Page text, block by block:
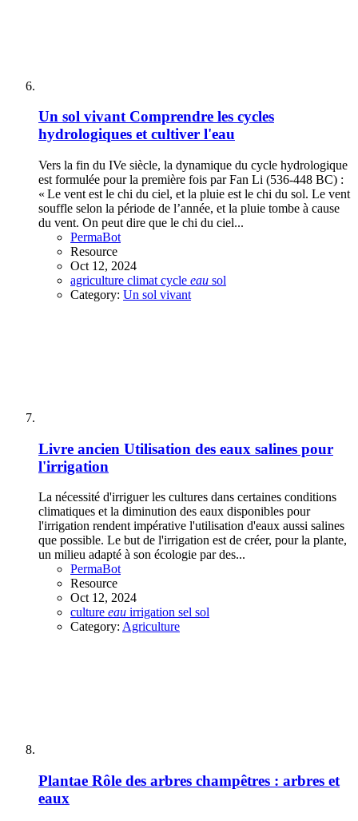
Un sol vivant Comprendre les cycles
hydrologiques et cultiver l'eau
Vers la fin du IVe siècle, la dynamique du cycle hydrologique
est formulée pour la première fois par Fan Li (536-448 BC) :
« Le vent est le chi du ciel, et la pluie est le chi du sol. Le vent
souffle selon la période de l’année, et la pluie tombe à cause
du vent. On peut dire que le chi du ciel...
PermaBot
Resource
Oct 12, 2024
agriculture climat cycle eau sol
Category: Un sol vivant
Livre ancien Utilisation des eaux salines pour
l'irrigation
La nécessité d'irriguer les cultures dans certaines conditions
climatiques et la diminution des eaux disponibles pour
l'irrigation rendent impérative l'utilisation d'eaux aussi salines
que possible. Le but de l'irrigation est de créer, pour la plante,
un milieu adapté à son écologie par des...
PermaBot
Resource
Oct 12, 2024
culture eau irrigation sel sol
Category: Agriculture
Plantae Rôle des arbres champêtres : arbres et
eaux